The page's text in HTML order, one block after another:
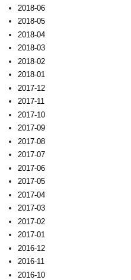
2018-06
2018-05
2018-04
2018-03
2018-02
2018-01
2017-12
2017-11
2017-10
2017-09
2017-08
2017-07
2017-06
2017-05
2017-04
2017-03
2017-02
2017-01
2016-12
2016-11
2016-10